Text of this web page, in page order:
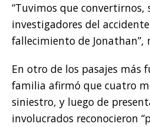
“Tuvimos que convertirnos,
investigadores del
fallecimiento de Jonathan”,
En otro de los pasajes más
familia afirmó que cuatro
siniestro, y luego de
involucrados reconocieron